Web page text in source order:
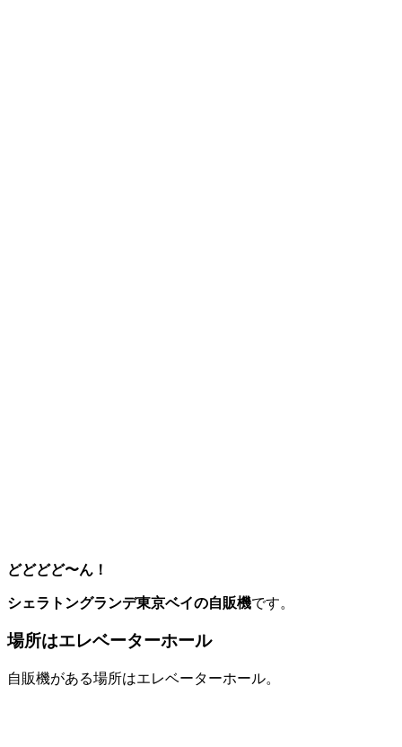
どどどど〜ん！
シェラトングランデ東京ベイの自販機です。
場所はエレベーターホール
自販機がある場所はエレベーターホール。